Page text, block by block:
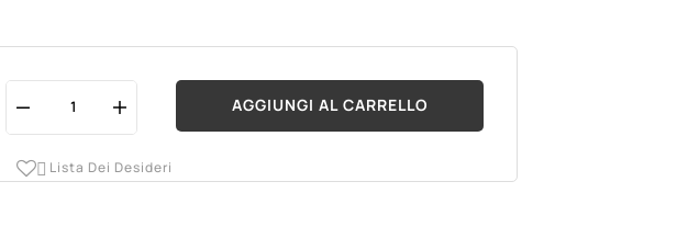
AGGIUNGI AL CARRELLO
 Lista Dei Desideri